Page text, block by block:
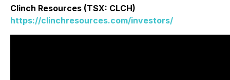
Clinch Resources (TSX: CLCH)
https://clinchresources.com/investors/